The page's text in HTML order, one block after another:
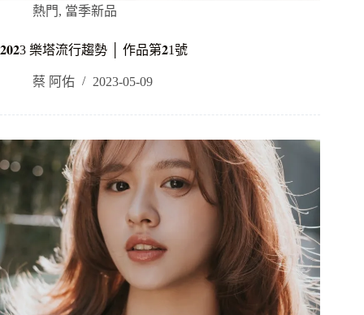
熱門, 當季新品
𝟐𝟎𝟐3 樂塔流行趨勢 │ 作品第𝟐1號
蔡 阿佑 2023-05-09